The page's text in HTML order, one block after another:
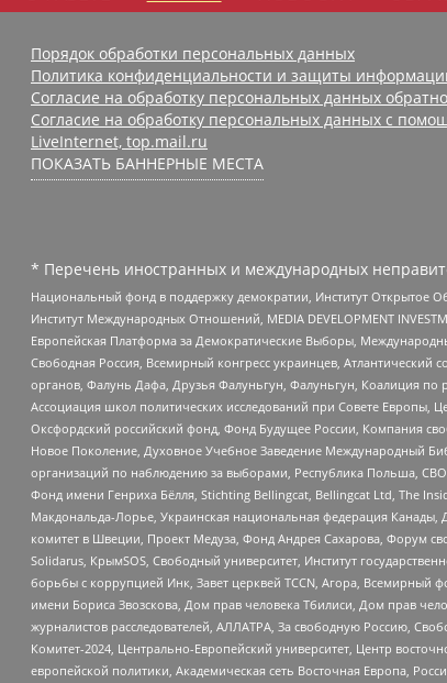
Порядок обработки персональных данных
Политика конфиденциальности и защиты
Согласие на обработку персональных данных
Согласие на обработку персональных данных с
LiveInternet, top.mail.ru
ПОКАЗАТЬ БАННЕРНЫЕ МЕСТА
* Перечень иностранных и международных
Национальный фонд в поддержку демократии, Институт Открытое
Институт Международных Отношений, MEDIA DEVELOPMENT
Европейская Платформа за Демократические Выборы,
Свободная Россия, Всемирный конгресс украинцев,
органов, Фалунь Дафа, Друзья Фалуньгун, Фалуньгун, Коалиция по
Ассоциация школ политических исследований при Совете Европы,
Оксфордский российский фонд, Фонд Будущее России, Компания
Новое Поколение, Духовное Учебное Заведение Международный
организаций по наблюдению за выборами, Республика Польша,
Фонд имени Генриха Бёлля, Stichting Bellingcat, Bellingcat Ltd, The
Макдональда-Лорье, Украинская национальная федерация
комитет в Швеции, Проект Медуза, Фонд Андрея Сахарова, Форум
Solidarus, КрымSOS, Свободный университет, Институт
борьбы с коррупцией Инк, Завет церквей TCCN, Агора, Всемирный
имени Бориса Звозскова, Дом прав человека Тбилиси, Дом прав
журналистов расследователей, АЛЛАТРА, За свободную Россию,
Комитет-2024, Центрально-Европейский университет, Центр
европейской политики, Академическая сеть Восточная Европа,